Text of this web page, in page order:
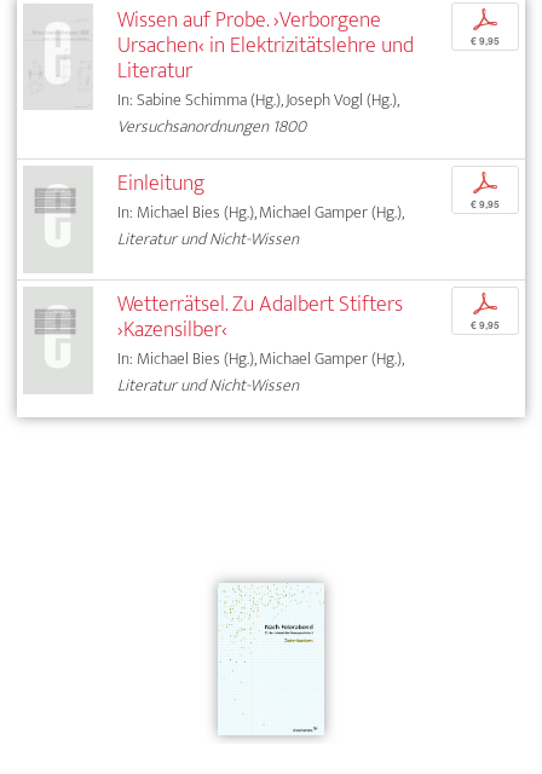
Wissen auf Probe. ›Verborgene
Ursachen‹ in Elektrizitätslehre und
Literatur
In: Sabine Schimma (Hg.), Joseph Vogl (Hg.),
Versuchsanordnungen 1800
p
€ 9,95
Einleitung
In: Michael Bies (Hg.), Michael Gamper (Hg.),
Literatur und Nicht-Wissen
p
€ 9,95
Wetterrätsel. Zu Adalbert Stifters
›Kazensilber‹
In: Michael Bies (Hg.), Michael Gamper (Hg.),
Literatur und Nicht-Wissen
p
€ 9,95